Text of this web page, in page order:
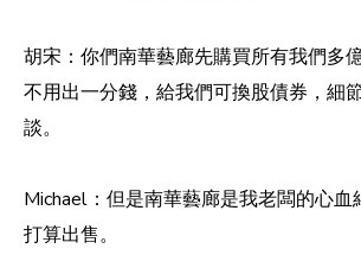
胡宋：你們南華藝廊先購買所有我們多
不用出一分錢，給我們可換股債券，細
談。
Michael：但是南華藝廊是我老闆的心
打算出售。